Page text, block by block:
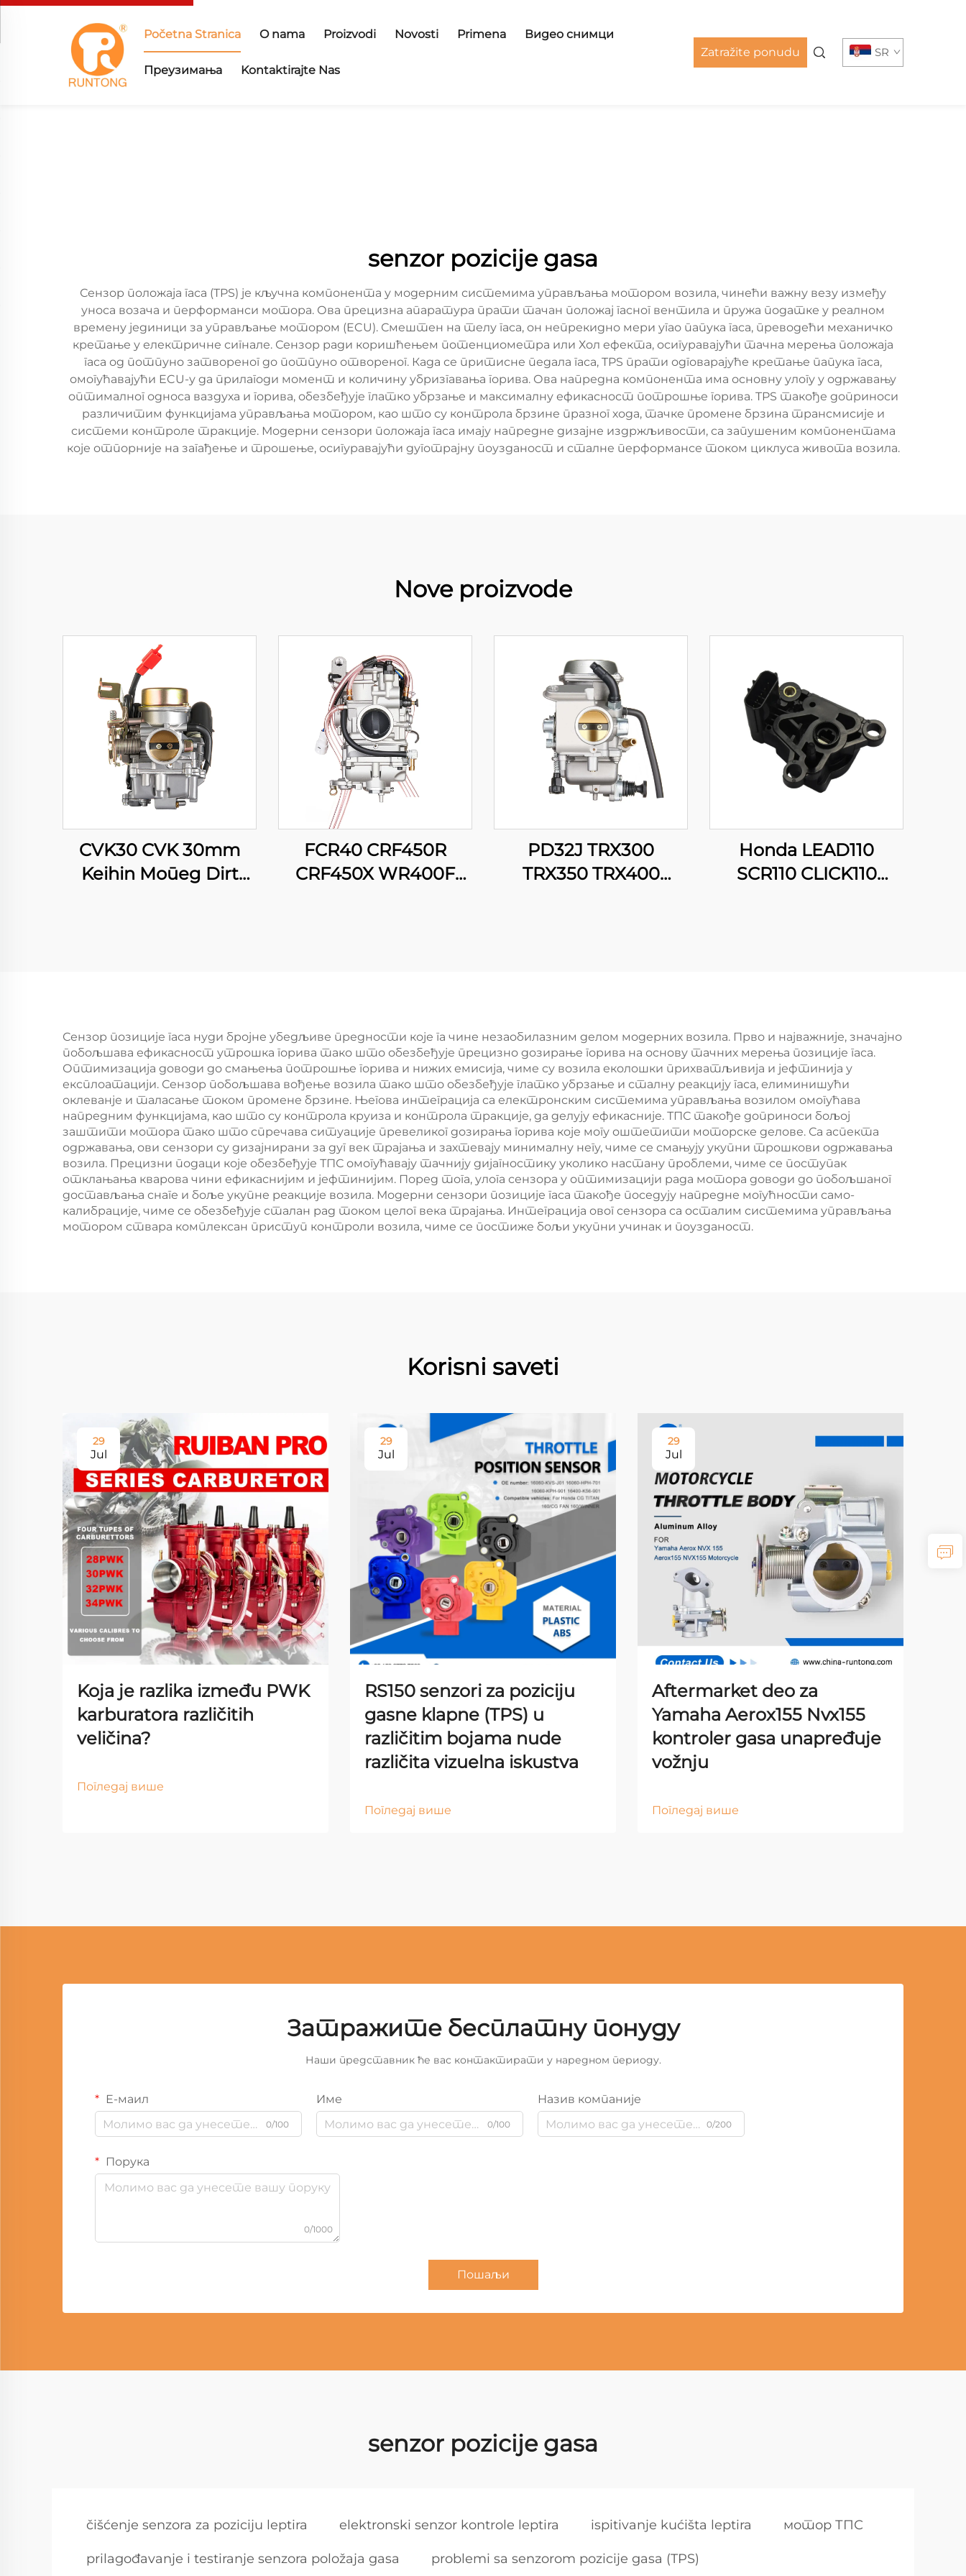
Početna Stranica O nama Proizvodi Novosti Primena Видео снимци
Преузимања Kontaktirajte Nas
Zatražite ponudu SR
senzor pozicije gasa
Сензор положаја гаса (TPS) је кључна компонента у модерним системима управљања мотором возила, чинећи важну везу између
уноса возача и перформанси мотора. Ова прецизна апаратура прати тачан положај гасног вентила и пружа податке у реалном
времену јединици за управљање мотором (ECU). Смештен на телу гаса, он непрекидно мери угао папука гаса, преводећи механичко
кретање у електричне сигнале. Сензор ради коришћењем потенциометра или Хол ефекта, осигуравајући тачна мерења положаја
гаса од потпуно затвореног до потпуно отвореног. Када се притисне педала гаса, TPS прати одговарајуће кретање папука гаса,
омогућавајући ECU-у да прилагоди момент и количину убризгавања горива. Ова напредна компонента има основну улогу у одржавању
оптималног односа ваздуха и горива, обезбеђује глатко убрзање и максималну ефикасност потрошње горива. TPS такође доприноси
различитим функцијама управљања мотором, као што су контрола брзине празног хода, тачке промене брзина трансмисије и
системи контроле тракције. Модерни сензори положаја гаса имају напредне дизајне издржљивости, са запушеним компонентама
које отпорније на загађење и трошење, осигуравајући дуготрајну поузданост и сталне перформансе током циклуса живота возила.
Nove proizvode
CVK30 CVK 30mm
Keihin Мопед Dirt
FCR40 CRF450R
CRF450X WR400F
PD32J TRX300
TRX350 TRX400
Honda LEAD110
SCR110 CLICK110
Сензор позиције гаса нуди бројне убедљиве предности које га чине незаобилазним делом модерних возила. Прво и најважније, значајно
побољшава ефикасност утрошка горива тако што обезбеђује прецизно дозирање горива на основу тачних мерења позиције гаса.
Оптимизација доводи до смањења потрошње горива и нижих емисија, чиме су возила еколошки прихватљивија и јефтинија у
експлоатацији. Сензор побољшава вођење возила тако што обезбеђује глатко убрзање и сталну реакцију гаса, елиминишући
оклеванје и таласање током промене брзине. Његова интеграција са електронским системима управљања возилом омогућава
напредним функцијама, као што су контрола круиза и контрола тракције, да делују ефикасније. ТПС такође доприноси бољој
заштити мотора тако што спречава ситуације превеликог дозирања горива које могу оштетити моторске делове. Са аспекта
одржавања, ови сензори су дизајнирани за дуг век трајања и захтевају минималну негу, чиме се смањују укупни трошкови одржавања
возила. Прецизни подаци које обезбеђује ТПС омогућавају тачнију дијагностику уколико настану проблеми, чиме се поступак
отклањања кварова чини ефикаснијим и јефтинијим. Поред тога, улога сензора у оптимизацији рада мотора доводи до побољшаног
достављања снаге и боље укупне реакције возила. Модерни сензори позиције гаса такође поседују напредне могућности само-
калибрације, чиме се обезбеђује сталан рад током целог века трајања. Интеграција овог сензора са осталим системима управљања
мотором ствара комплексан приступ контроли возила, чиме се постиже бољи укупни учинак и поузданост.
Korisni saveti
29
Jul
Koja je razlika između PWK
karburatora različitih
veličina?
Погледај више
29
Jul
RS150 senzori za poziciju
gasne klapne (TPS) u
različitim bojama nude
različita vizuelna iskustva
Погледај више
29
Jul
Aftermarket deo za
Yamaha Aerox155 Nvx155
kontroler gasa unapređuje
vožnju
Погледај више
Затражите бесплатну понуду
Наши представник ће вас контактирати у наредном периоду.
Е-маил
0/100
Име
0/100
Назив компаније
0/200
Порука
0/1000
Пошаљи
senzor pozicije gasa
čišćenje senzora za poziciju leptira elektronski senzor kontrole leptira ispitivanje kućišta leptira мотор ТПС
prilagođavanje i testiranje senzora položaja gasa problemi sa senzorom pozicije gasa (TPS)